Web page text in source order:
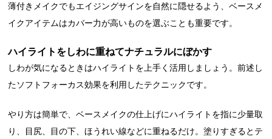
薄付きメイクでもエイジングサインを自然に隠せるよう、ベースメ
イクアイテムはカバー力が高いものを選ぶことも重要です。
ハイライトをしわに重ねてナチュラルにぼかす
しわが気になるときはハイライトを上手く活用しましょう。前述し
たソフトフォーカス効果を利用したテクニックです。
やり方は簡単で、ベースメイクの仕上げにハイライトを指に少量取
り、目尻、目の下、ほうれい線などに重ねるだけ。塗りすぎるとテ